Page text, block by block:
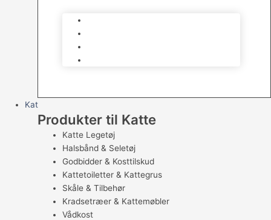
Kat
Produkter til Katte
Katte Legetøj
Halsbånd & Seletøj
Godbidder & Kosttilskud
Kattetoiletter & Kattegrus
Skåle & Tilbehør
Kradsetræer & Kattemøbler
Vådkost